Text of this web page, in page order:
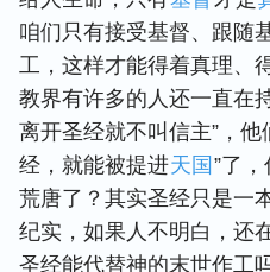
咱们只有接受基督、跟随
工，这样才能得着真理、
教界有许多的人还一直在
离开圣经就不叫信主”，他
经，就能被提进天国 ”了
荒唐了？其实圣经只是一
纪实，如果人不明白，还
圣经能代替神的末世作工